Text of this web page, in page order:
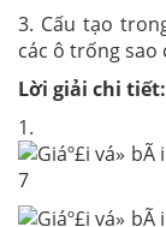
3. Cấu tạo
các ô trống
Lời giải chi tiết:
1.